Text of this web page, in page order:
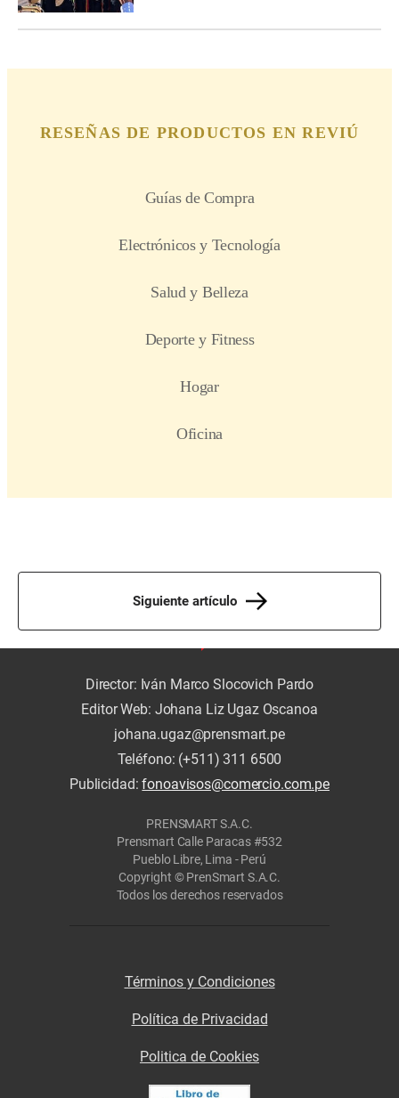
Siguiente artículo
Director: Iván Marco Slocovich Pardo
Editor Web: Johana Liz Ugaz Oscanoa
johana.ugaz@prensmart.pe
Teléfono: (+511) 311 6500
Publicidad:fonoavisos@comercio.com.pe
PRENSMART S.A.C.
Prensmart Calle Paracas #532
Pueblo Libre, Lima - Perú
Copyright © PrenSmart S.A.C.
Todos los derechos reservados
Términos y Condiciones
Política de Privacidad
Politica de Cookies